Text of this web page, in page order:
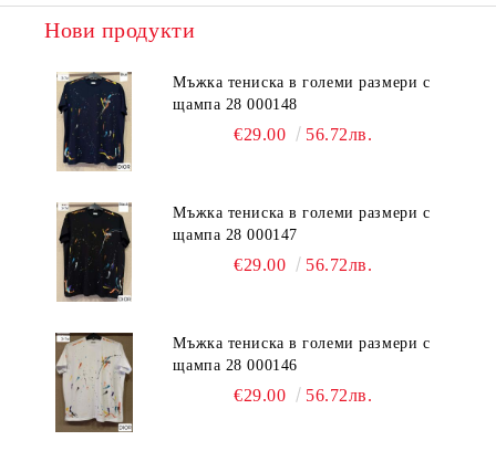
Нови продукти
Мъжка тениска в големи размери с
щампа 28 000148
€29.00 56.72лв.
Мъжка тениска в големи размери с
щампа 28 000147
€29.00 56.72лв.
Мъжка тениска в големи размери с
щампа 28 000146
€29.00 56.72лв.